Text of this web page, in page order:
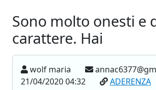
Sono molto onesti e
carattere. Hai
wolf maria
21/04/2020 04:32
ADERENZA